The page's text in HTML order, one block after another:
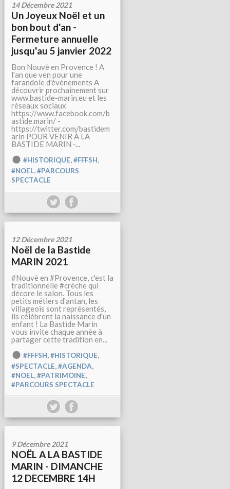
14 Décembre 2021
Un Joyeux Noël et un
bon bout d'an -
Fermeture annuelle
jusqu'au 5 janvier 2022
Bon Nouvè en Provence ! A
l'an que ven pour une
farandole d'évènements A
découvrir prochainement sur
www.bastide-marin.eu et les
réseaux sociaux
https://www.facebook.com/b
astide.marin/ -
https://twitter.com/bastidem
arin POUR VENIR À LA
BASTIDE MARIN -...
#HISTORIQUE,#FFFSH,
#NOEL,#PARCOURS
SPECTACLE
12 Décembre 2021
Noël de la Bastide
MARIN 2021
#Nouvè en #Provence, c'est la
traditionnelle #crèche qui
décore le salon. Tous les
petits métiers d'antan, les
villageois sont représentés,
ils célèbrent la naissance d'un
enfant ! La Bastide Marin
vous invite chaque année à
partager cette tradition en...
#FFFSH,#HISTORIQUE,
#SPECTACLE,#AGENDA,
#NOEL,#PATRIMOINE,
#PARCOURS SPECTACLE
9 Décembre 2021
NOËL A LA BASTIDE
MARIN - DIMANCHE
12 DECEMBRE 14H